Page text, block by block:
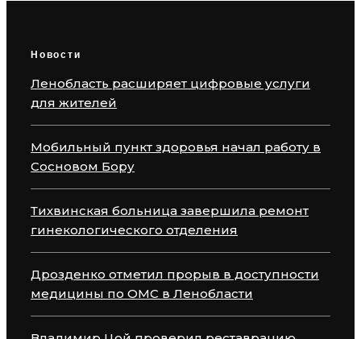
Новости
Ленобласть расширяет цифровые услуги
для жителей
Мобильный пункт здоровья начал работу в
Сосновом Бору
Тихвинская больница завершила ремонт
гинекологического отделения
Дрозденко отметил прорыв в доступности
медицины по ОМС в Ленобласти